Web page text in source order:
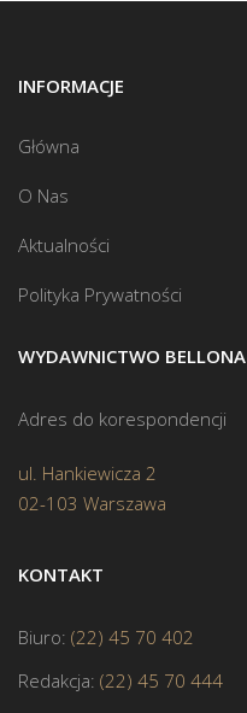
INFORMACJE
Główna
O Nas
Aktualności
Polityka Prywatności
WYDAWNICTWO BELLONA
Adres do korespondencji
ul. Hankiewicza 2
02-103 Warszawa
KONTAKT
Biuro: (22) 45 70 402
Redakcja: (22) 45 70 444